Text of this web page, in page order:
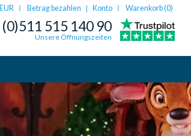
Betrag bezahlen | Konto Warenkorb (0)
515 140 90
Unsere Öffnungszeiten